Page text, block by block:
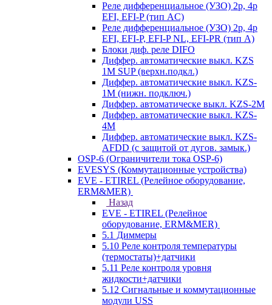
Реле дифференциальное (УЗО) 2р, 4р
EFI, EFI-P (тип AС)
Реле дифференциальное (УЗО) 2р, 4р
EFI, EFI-P, EFI-P NL, EFI-PR (тип A)
Блоки диф. реле DIFO
Диффер. автоматические выкл. KZS
1M SUP (верхн.подкл.)
Диффер. автоматические выкл. KZS-
1M (нижн. подключ.)
Диффер. автоматическе выкл. KZS-2M
Диффер. автоматические выкл. KZS-
4M
Диффер. автоматические выкл. KZS-
AFDD (с защитой от дугов. замык.)
OSP-6 (Ограничители тока OSP-6)
EVESYS (Коммутационные устройства)
EVE - ETIREL (Релейное оборудование,
ERM&MER)
Назад
EVE - ETIREL (Релейное
оборудование, ERM&MER)
5.1 Диммеры
5.10 Реле контроля температуры
(термостаты)+датчики
5.11 Реле контроля уровня
жидкости+датчики
5.12 Сигнальные и коммутационные
модули USS